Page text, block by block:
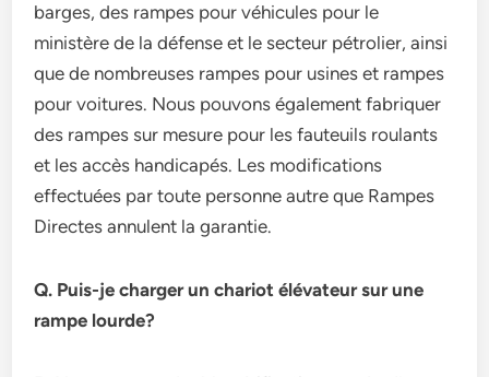
barges, des rampes pour véhicules pour le
ministère de la défense et le secteur pétrolier, ainsi
que de nombreuses rampes pour usines et rampes
pour voitures. Nous pouvons également fabriquer
des rampes sur mesure pour les fauteuils roulants
et les accès handicapés. Les modifications
effectuées par toute personne autre que Rampes
Directes annulent la garantie.
Q. Puis-je charger un chariot élévateur sur une
rampe lourde?